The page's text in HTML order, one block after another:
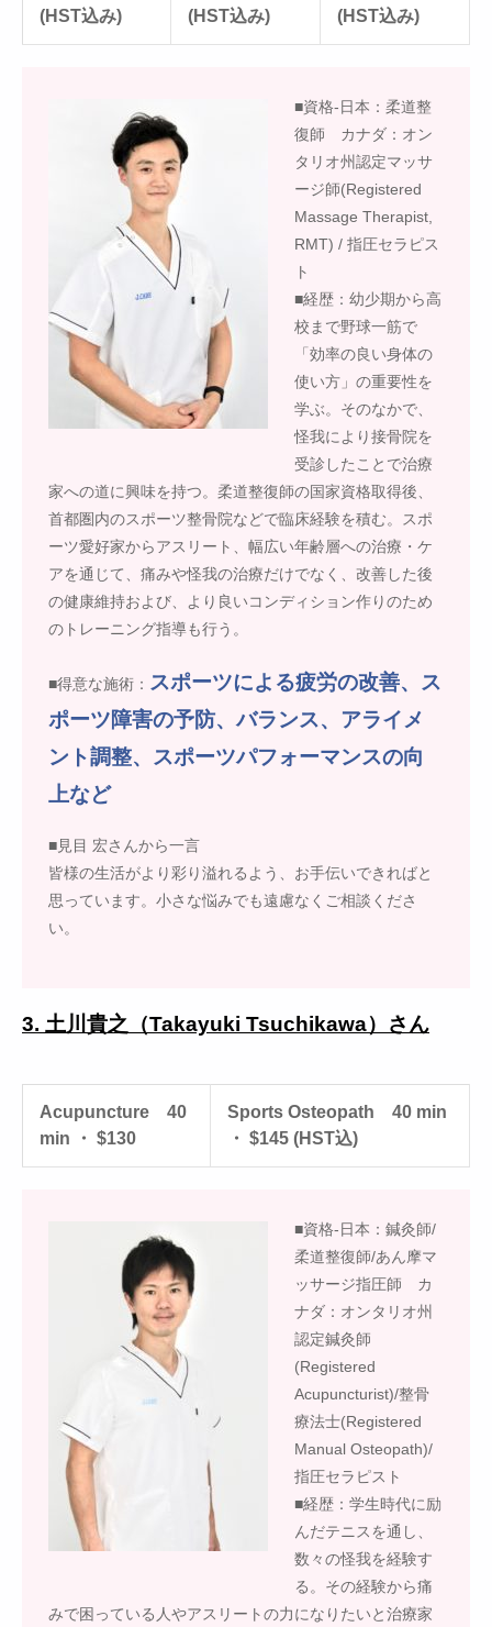
(HST込み)
(HST込み)
(HST込み)
■資格-日本：柔道整
復師 カナダ：オン
タリオ州認定マッサ
ージ師(Registered
Massage Therapist,
RMT) / 指圧セラピス
ト
■経歴：幼少期から高
校まで野球一筋で
「効率の良い身体の
使い方」の重要性を
学ぶ。そのなかで、
怪我により接骨院を
受診したことで治療
家への道に興味を持つ。柔道整復師の国家資格取得後、
首都圏内のスポーツ整骨院などで臨床経験を積む。スポ
ーツ愛好家からアスリート、幅広い年齢層への治療・ケ
アを通じて、痛みや怪我の治療だけでなく、改善した後
の健康維持および、より良いコンディション作りのため
のトレーニング指導も行う。
■得意な施術： スポーツによる疲労の改善、ス
ポーツ障害の予防、バランス、アライメ
ント調整、スポーツパフォーマンスの向
上など
■見目 宏さんから一言
皆様の生活がより彩り溢れるよう、お手伝いできればと
思っています。小さな悩みでも遠慮なくご相談くださ
い。
3. 土川貴之（Takayuki Tsuchikawa）さん
Acupuncture 40
min ・ $130
Sports Osteopath 40 min
・ $145 (HST込)
■資格-日本：鍼灸師/
柔道整復師/あん摩マ
ッサージ指圧師 カ
ナダ：オンタリオ州
認定鍼灸師
(Registered
Acupuncturist)/整骨
療法士(Registered
Manual Osteopath)/
指圧セラピスト
■経歴：学生時代に励
んだテニスを通し、
数々の怪我を経験す
る。その経験から痛
みで困っている人やアスリートの力になりたいと治療家